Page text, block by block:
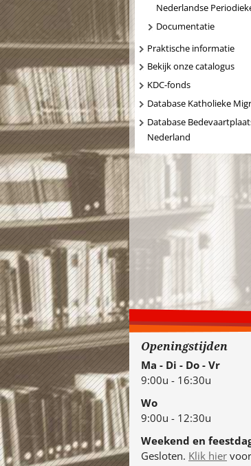
Nederlandse
Documentatie
Praktische informatie
Bekijk onze catalogus
KDC-fonds
Database Katholieke
Database
Nederland
Openingstijden
Ma - Di - Do - Vr
9:00u - 16:30u
Wo
9:00u - 12:30u
Weekend en
Gesloten. Klik hier